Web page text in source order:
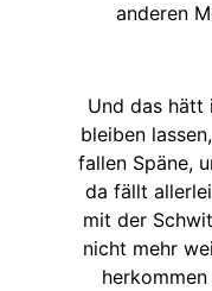
anderen
Und das hätt
bleiben
fallen Späne,
da fällt
mit der
nicht mehr